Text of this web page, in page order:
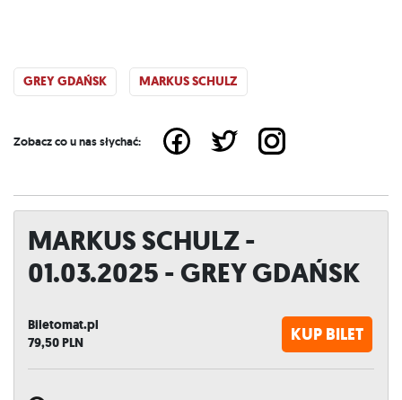
GREY GDAŃSK MARKUS SCHULZ
Zobacz co u nas słychać:
MARKUS SCHULZ -
01.03.2025 - GREY GDAŃSK
Biletomat.pl
79,50PLN KUP BILET